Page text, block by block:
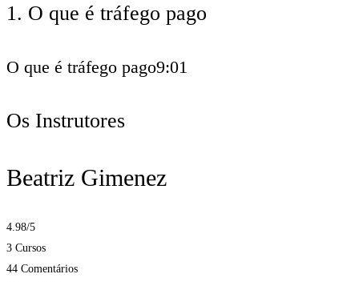
1. O que é tráfego pago
O que é tráfego pago9:01
Os Instrutores
Beatriz Gimenez
4.98/5
3 Cursos
44 Comentários